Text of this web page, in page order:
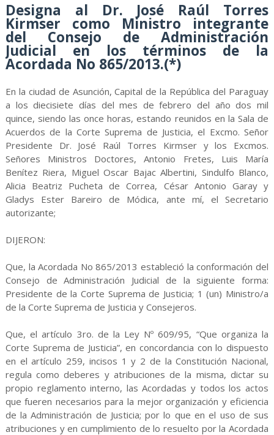
Designa al Dr. José Raúl Torres
Kirmser como Ministro integrante
del Consejo de Administración
Judicial en los términos de la
Acordada No 865/2013.(*)
En la ciudad de Asunción, Capital de la República del Paraguay
a los diecisiete días del mes de febrero del año dos mil
quince, siendo las once horas, estando reunidos en la Sala de
Acuerdos de la Corte Suprema de Justicia, el Excmo. Señor
Presidente Dr. José Raúl Torres Kirmser y los Excmos.
Señores Ministros Doctores, Antonio Fretes, Luis María
Benítez Riera, Miguel Oscar Bajac Albertini, Sindulfo Blanco,
Alicia Beatriz Pucheta de Correa, César Antonio Garay y
Gladys Ester Bareiro de Módica, ante mí, el Secretario
autorizante;
DIJERON:
Que, la Acordada No 865/2013 estableció la conformación del
Consejo de Administración Judicial de la siguiente forma:
Presidente de la Corte Suprema de Justicia; 1 (un) Ministro/a
de la Corte Suprema de Justicia y Consejeros.
Que, el artículo 3ro. de la Ley Nº 609/95, “Que organiza la
Corte Suprema de Justicia”, en concordancia con lo dispuesto
en el artículo 259, incisos 1 y 2 de la Constitución Nacional,
regula como deberes y atribuciones de la misma, dictar su
propio reglamento interno, las Acordadas y todos los actos
que fueren necesarios para la mejor organización y eficiencia
de la Administración de Justicia; por lo que en el uso de sus
atribuciones y en cumplimiento de lo resuelto por la Acordada